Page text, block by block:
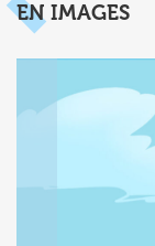
EN IMAGES